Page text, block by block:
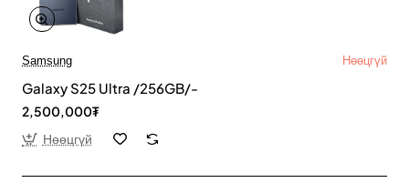
Samsung Нөөцгүй
Galaxy S25 Ultra /256GB/-
2,500,000₮
Нөөцгүй